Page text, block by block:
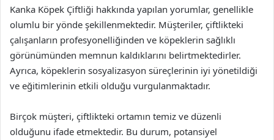
Kanka Köpek Çiftliği hakkında yapılan yorumlar, genellikle
olumlu bir yönde şekillenmektedir. Müşteriler, çiftlikteki
çalışanların profesyonelliğinden ve köpeklerin sağlıklı
görünümünden memnun kaldıklarını belirtmektedirler.
Ayrıca, köpeklerin sosyalizasyon süreçlerinin iyi yönetildiği
ve eğitimlerinin etkili olduğu vurgulanmaktadır.
Birçok müşteri, çiftlikteki ortamın temiz ve düzenli
olduğunu ifade etmektedir. Bu durum, potansiyel